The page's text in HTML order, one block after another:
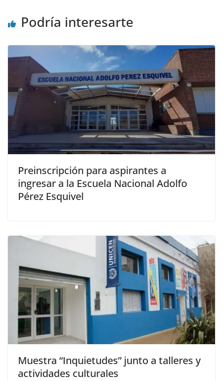
Podría interesarte
Preinscripción para aspirantes a
ingresar a la Escuela Nacional Adolfo
Pérez Esquivel
Muestra “Inquietudes” junto a talleres y
actividades culturales